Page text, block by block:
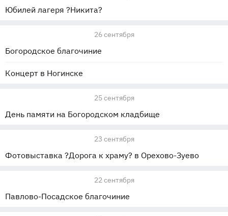
Юбилей лагеря ?Никита?
26 сентября
Богородское благочиние
Концерт в Ногинске
25 сентября
День памяти на Богородском кладбище
23 сентября
Фотовыставка ?Дорога к храму? в Орехово-Зуево
22 сентября
Павлово-Посадское благочиние